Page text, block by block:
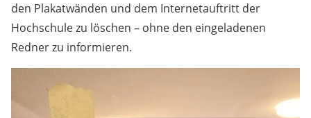
den Plakatwänden und dem Internetauftritt der
Hochschule zu löschen – ohne den eingeladenen
Redner zu informieren.